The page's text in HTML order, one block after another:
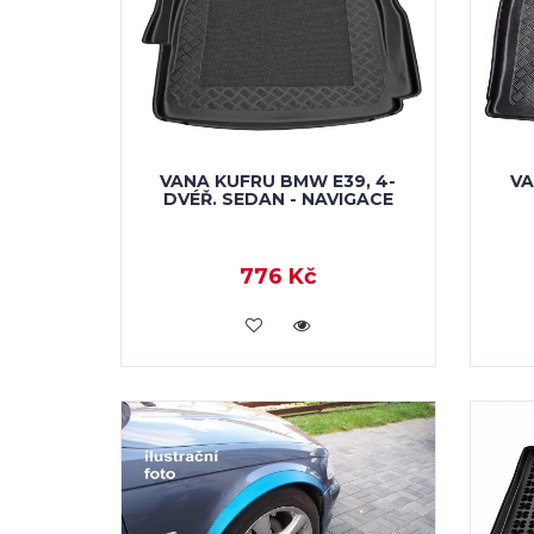
VANA KUFRU BMW E39, 4-
DVÉŘ. SEDAN - NAVIGACE
776 Kč
KOUPIT